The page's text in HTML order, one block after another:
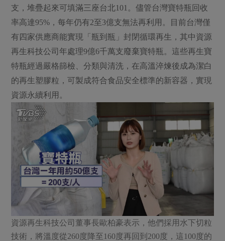
休閒零嘴 沖泡飲品
保健食品
居家好物
美妝保養 個人清潔
日用品
最新產品
優惠專區
素食專區
樂齡友善
漬物
飲品
主題食譜
異國料理
年菜食譜
養身食補
節慶大餐
高麗菜海鮮煎餅
議題活動
主婦聯盟X樂齡網特約優惠案
30%rPET紅烏龍茶
更多議題活動
把最好的台灣味帶回家！
廢核運動 能源議題
減添加物 減塑減廢
公益金 食農教育
更多議題
生活者e週報
綠主張月刊
典藏閱覽室
社員權益
合作社法規
選舉專區
媒體報導
下載專區
地區活動
社務會議 地區活動
活動報下載
支，堆疊起來可填滿三座台北101。儘管台灣寶特瓶回收
率高達95%，每年仍有2至3億支無法再利用。目前台灣僅
有四家供應商能實現「瓶到瓶」封閉循環再生，其中資源
再生科技公司年處理9億6千萬支廢棄寶特瓶。這些再生寶
特瓶經過嚴格篩檢、分類與清洗，在高溫淬煉後成為潔白
的再生塑膠粒，可製成符合食品安全標準的新容器，實現
資源永續利用。
資源再生科技公司董事長歐柏豪表示，他們採用水下切粒
技術，將溫度從260度降至160度再回到200度，這100度的